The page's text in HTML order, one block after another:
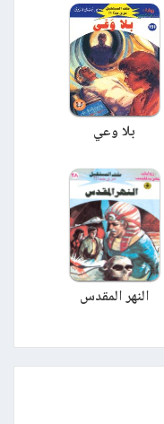
بلا وعي
النهر المقدس